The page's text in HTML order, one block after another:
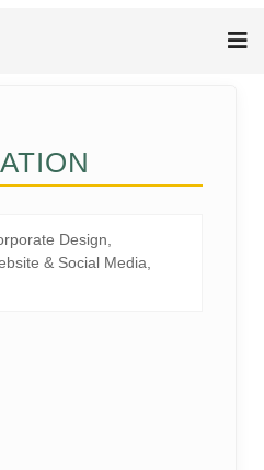
Design,
& Social Media,